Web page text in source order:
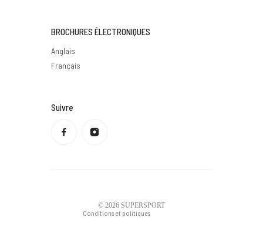
BROCHURES ÉLECTRONIQUES
Anglais
Français
Suivre
© 2026 SUPERSPORT
Conditions et politiques
Politique de confidentialité
Politique de remboursement